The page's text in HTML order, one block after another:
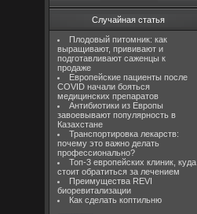
Случайная статья
Плодовый питомник: как
выращивают, прививают и
подготавливают саженцы к
продаже
Европейские пациенты после
COVID начали бояться
медицинских препаратов
Антибиотики из Европы
завоевывают популярность в
Казахстане
Транспортировка лекарств:
почему это важно делать
профессионально?
Топ-3 европейских клиник, куда
стоит обратиться за лечением
Преимущества REVI
биоревитализации
Как сделать коптильню